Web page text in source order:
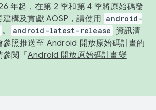
年起，在第 2 季和第 4 季將原始碼發
構及貢獻 AOSP，請使用 android-
。 android-latest-release
資訊清
參照推送至 Android 開放原始碼計畫的
閱「 Android 開放原始碼計畫變